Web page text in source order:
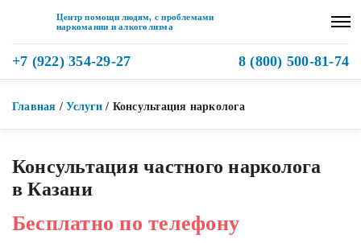
Центр помощи людям, с проблемами
наркомании и алкоголизма
+7 (922) 354-29-27 8 (800) 500-81-74
Главная /Услуги/ Консультация нарколога
Консультация частного нарколога
в Казани
Бесплатно по телефону